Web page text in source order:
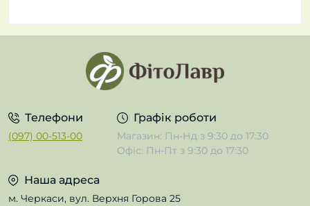
Телефони
(097) 00-513-00
Графік роботи
Магазин: Пн-Нд з 9:30 до 17:30
Офіс: Пн-Пт з 9:30 до 17:30
Наша адреса
м. Черкаси, вул. Верхня Горова 25